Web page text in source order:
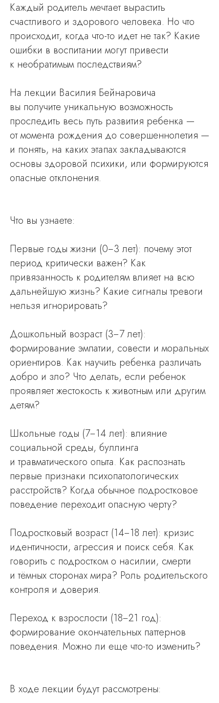
Каждый родитель мечтает вырастить
счастливого и здорового человека. Но что
происходит, когда что-то идет не так? Какие
ошибки в воспитании могут привести
к необратимым последствиям?
На лекции Василия Бейнаровича
вы получите уникальную возможность
проследить весь путь развития ребенка —
от момента рождения до совершеннолетия —
и понять, на каких этапах закладываются
основы здоровой психики, или формируются
опасные отклонения.
Что вы узнаете:
Первые годы жизни (0−3 лет): почему этот
период критически важен? Как
привязанность к родителям влияет на всю
дальнейшую жизнь? Какие сигналы тревоги
нельзя игнорировать?
Дошкольный возраст (3−7 лет):
формирование эмпатии, совести и моральных
ориентиров. Как научить ребенка различать
добро и зло? Что делать, если ребенок
проявляет жестокость к животным или другим
детям?
Школьные годы (7−14 лет): влияние
социальной среды, буллинга
и травматического опыта. Как распознать
первые признаки психопатологических
расстройств? Когда обычное подростковое
поведение переходит опасную черту?
Подростковый возраст (14−18 лет): кризис
идентичности, агрессия и поиск себя. Как
говорить с подростком о насилии, смерти
и тёмных сторонах мира? Роль родительского
контроля и доверия.
Переход к взрослости (18−21 год):
формирование окончательных паттернов
поведения. Можно ли еще что-то изменить?
В ходе лекции будут рассмотрены: